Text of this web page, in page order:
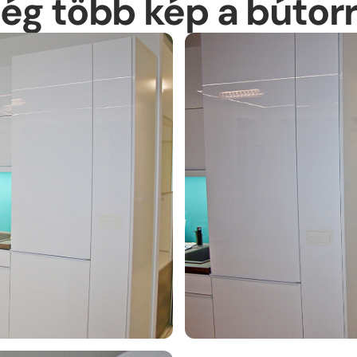
több kép a